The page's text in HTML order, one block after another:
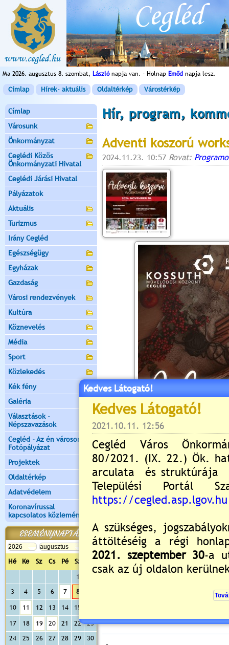
Ma 2026. augusztus 8. szombat, Lászlónapja van. - Holnap Emőd napja lesz.
Címlap Hírek- aktuális Oldaltérkép Várostérkép
Címlap
Városunk
Önkormányzat
Ceglédi Közös
Önkormányzati Hivatal
Ceglédi Járási Hivatal
Pályázatok
Aktuális
Turizmus
Irány Cegléd
Egészségügy
Egyházak
Gazdaság
Városi rendezvények
Kultúra
Köznevelés
Média
Sport
Közlekedés
Kék fény
Galéria
Választások -
Népszavazások
Cegléd - Az én városom -
Fotópályázat
Projektek
Oldaltérkép
Adatvédelem
Koronavírussal
kapcsolatos közlemények
ESEMÉNYNAPTÁR
Hé Ke Sz Cs Pé Sz
Va
1
3
4 5 6 7 8
10 11 12 13 14 15
17 18 19 20 21 22
23
24
25 26 27 28 29
30
Hír, program,
Adventi koszorú
2024.11.23. 10:57 Rovat:
Még nincsenek hozzászólások
Kedves Látogató!